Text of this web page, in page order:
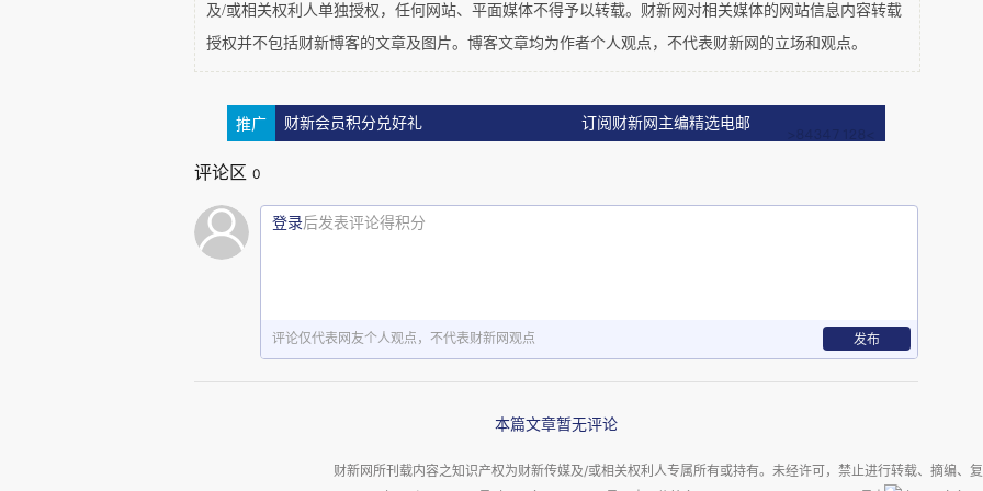
图1：马来西亚房地产市场交易总价值趋势（来源：马来西亚统计局，华坊咨询）
以上，在整体市场中发挥关键作用。
及/或相关权利人单独授权，任何网站、平面媒体不得予以转载。财新网对相关媒体的网站信息内容转载
授权并不包括财新博客的文章及图片。博客文章均为作者个人观点，不代表财新网的立场和观点。
推广 财新会员积分兑好礼 订阅财新网主编精选电邮
评论区 0
登录后发表评论得积分
评论仅代表网友个人观点，不代表财新网观点 发布
本篇文章暂无评论
财新网所刊载内容之知识产权为财新传媒及/或相关权利人专属所有或持有。未经许可，禁止进行转载、摘编、复